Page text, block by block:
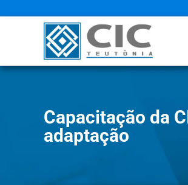
Capacitação da
adaptação